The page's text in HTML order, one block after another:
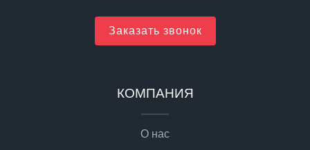
Заказать звонок
КОМПАНИЯ
О нас